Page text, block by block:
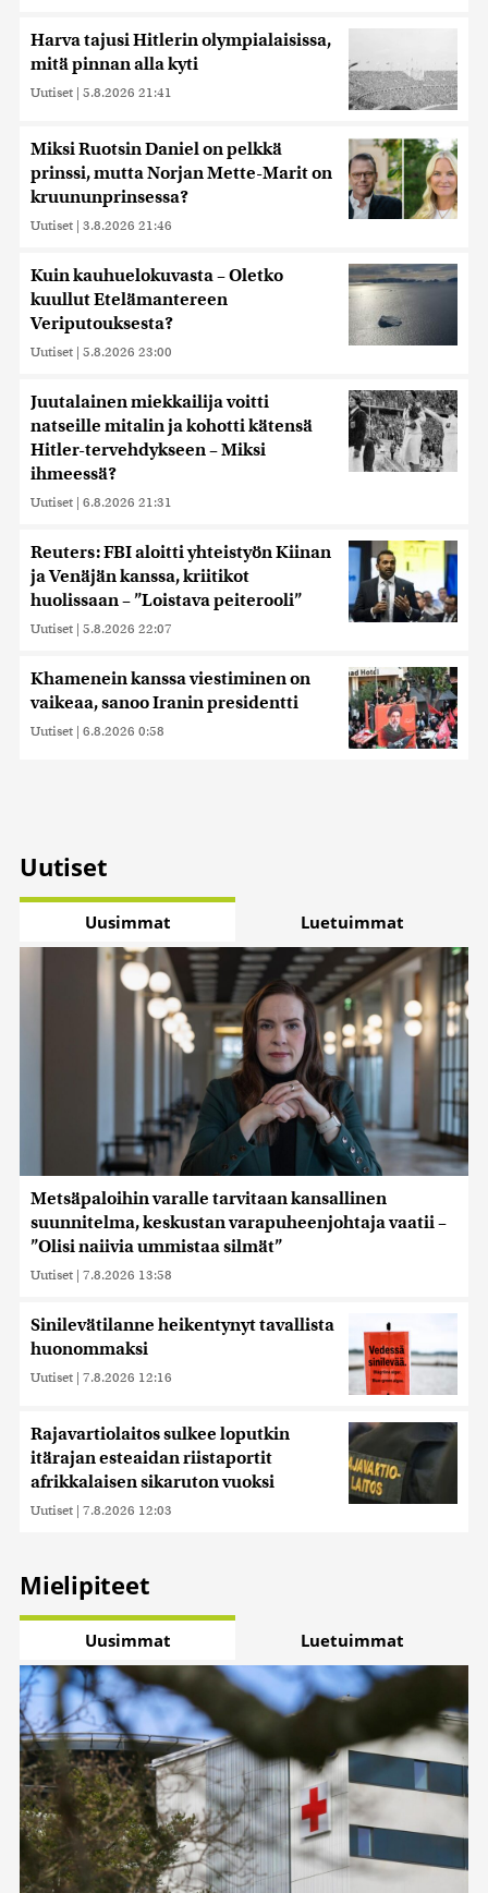
Harva tajusi Hitlerin olympialaisissa,
mitä pinnan alla kyti
Uutiset | 5.8.2026 21:41
Miksi Ruotsin Daniel on pelkkä
prinssi, mutta Norjan Mette-Marit on
kruununprinsessa?
Uutiset | 3.8.2026 21:46
Kuin kauhuelokuvasta – Oletko
kuullut Etelämantereen
Veriputouksesta?
Uutiset | 5.8.2026 23:00
Juutalainen miekkailija voitti
natseille mitalin ja kohotti kätensä
Hitler-tervehdykseen – Miksi
ihmeessä?
Uutiset | 6.8.2026 21:31
Reuters: FBI aloitti yhteistyön Kiinan
ja Venäjän kanssa, kriitikot
huolissaan – ”Loistava peiterooli”
Uutiset | 5.8.2026 22:07
Khamenein kanssa viestiminen on
vaikeaa, sanoo Iranin presidentti
Uutiset | 6.8.2026 0:58
Uutiset
Uusimmat Luetuimmat
Metsäpaloihin varalle tarvitaan kansallinen
suunnitelma, keskustan varapuheenjohtaja vaatii –
”Olisi naiivia ummistaa silmät”
Uutiset | 7.8.2026 13:58
Sinilevätilanne heikentynyt tavallista
huonommaksi
Uutiset | 7.8.2026 12:16
Rajavartiolaitos sulkee loputkin
itärajan esteaidan riistaportit
afrikkalaisen sikaruton vuoksi
Uutiset | 7.8.2026 12:03
Mielipiteet
Uusimmat Luetuimmat